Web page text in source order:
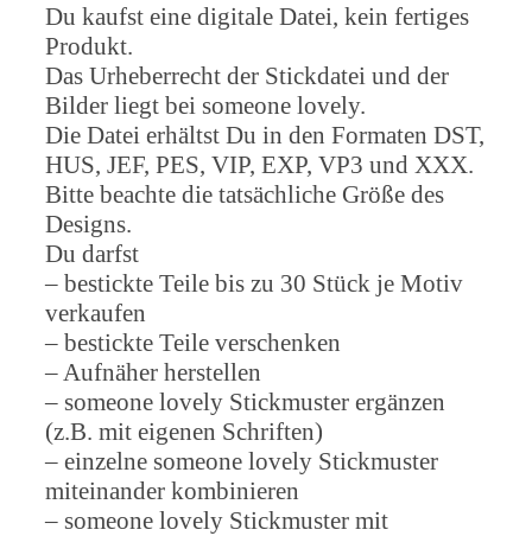
Du kaufst eine digitale Datei, kein fertiges
Produkt.
Das Urheberrecht der Stickdatei und der
Bilder liegt bei someone lovely.
Die Datei erhältst Du in den Formaten DST,
HUS, JEF, PES, VIP, EXP, VP3 und XXX.
Bitte beachte die tatsächliche Größe des
Designs.
Du darfst
– bestickte Teile bis zu 30 Stück je Motiv
verkaufen
– bestickte Teile verschenken
– Aufnäher herstellen
– someone lovely Stickmuster ergänzen
(z.B. mit eigenen Schriften)
– einzelne someone lovely Stickmuster
miteinander kombinieren
– someone lovely Stickmuster mit